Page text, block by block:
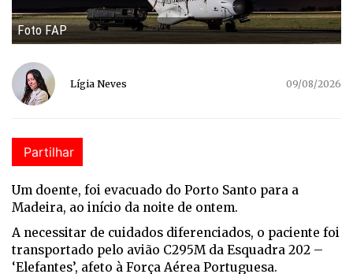
Foto FAP
Lígia Neves 09/08/2026
Partilhar
Um doente, foi evacuado do Porto Santo para a
Madeira, ao início da noite de ontem.
A necessitar de cuidados diferenciados, o paciente foi
transportado pelo avião C295M da Esquadra 202 –
‘Elefantes’, afeto à Força Aérea Portuguesa.